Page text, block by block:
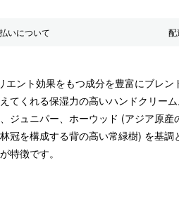
いについて 配
エント効果をもつ成分を豊富にブレン
てくれる保湿力の高いハンドクリーム
ジュニパー、ホーウッド (アジア原
冠を構成する背の高い常緑樹) を基調
特徴です。